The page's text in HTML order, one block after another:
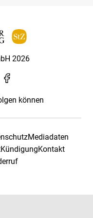
2026
können
Mediadaten
KündigungKontakt